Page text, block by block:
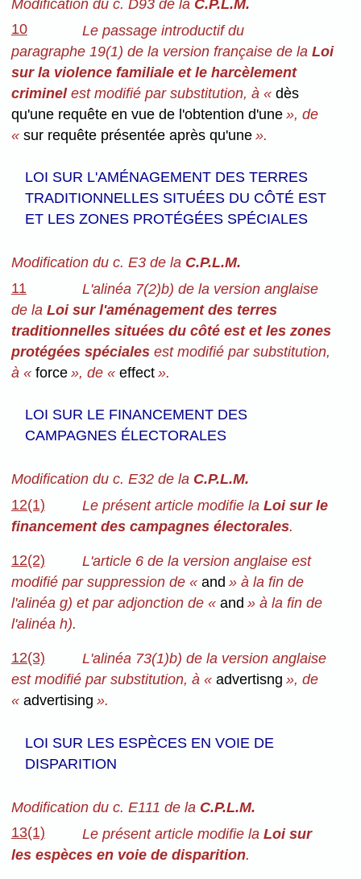
Modification du c. D93 de la C.P.L.M.
10
Le passage introductif du
paragraphe 19(1) de la version française de la Loi
sur la violence familiale et le harcèlement
criminelest modifié par substitution, à « dès
qu'une requête en vue de l'obtention d'une», de
« sur requête présentée après qu'une».
LOI SUR L'AMÉNAGEMENT DES TERRES
TRADITIONNELLES SITUÉES DU CÔTÉ EST
ET LES ZONES PROTÉGÉES SPÉCIALES
Modification du c. E3 de la C.P.L.M.
11
L'alinéa 7(2)b) de la version anglaise
de la Loi sur l'aménagement des terres
traditionnelles situées du côté est et les zones
protégées spécialesest modifié par substitution,
à « force», de « effect».
LOI SUR LE FINANCEMENT DES
CAMPAGNES ÉLECTORALES
Modification du c. E32 de la C.P.L.M.
12(1)
Le présent article modifie la Loi sur le
financement des campagnes électorales.
12(2)
L'article 6 de la version anglaise est
modifié par suppression de « and » à la fin de
l'alinéa g) et par adjonction de « and » à la fin de
l'alinéa h).
12(3)
L'alinéa 73(1)b) de la version anglaise
est modifié par substitution, à « advertisng », de
« advertising ».
LOI SUR LES ESPÈCES EN VOIE DE
DISPARITION
Modification du c. E111 de la C.P.L.M.
13(1)
Le présent article modifie la Loi sur
les espèces en voie de disparition.